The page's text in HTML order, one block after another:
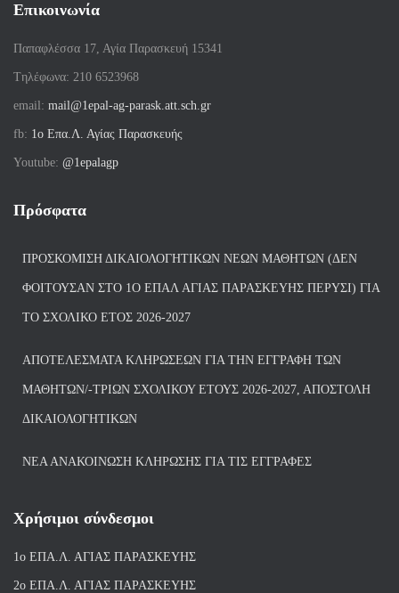
Επικοινωνία
Παπαφλέσσα 17, Αγία Παρασκευή 15341
Tηλέφωνα: 210 6523968
email: mail@1epal-ag-parask.att.sch.gr
fb: 1ο Επα.Λ. Αγίας Παρασκευής
Youtube: @1epalagp
Πρόσφατα
ΠΡΟΣΚΌΜΙΣΗ ΔΙΚΑΙΟΛΟΓΗΤΙΚΏΝ ΝΈΩΝ ΜΑΘΗΤΏΝ (ΔΕΝ
ΦΟΙΤΟΎΣΑΝ ΣΤΟ 1Ο ΕΠΑΛ ΑΓΙΑΣ ΠΑΡΑΣΚΕΥΗΣ ΠΈΡΥΣΙ) ΓΙΑ
ΤΟ ΣΧΟΛΙΚΌ ΈΤΟΣ 2026-2027
ΑΠΟΤΕΛΈΣΜΑΤΑ ΚΛΗΡΏΣΕΩΝ ΓΙΑ ΤΗΝ ΕΓΓΡΑΦΉ ΤΩΝ
ΜΑΘΗΤΏΝ/-ΤΡΙΏΝ ΣΧΟΛΙΚΟΎ ΈΤΟΥΣ 2026-2027, ΑΠΟΣΤΟΛΉ
ΔΙΚΑΙΟΛΟΓΗΤΙΚΏΝ
ΝΕΑ ΑΝΑΚΟΙΝΩΣΗ ΚΛΗΡΩΣΗΣ ΓΙΑ ΤΙΣ ΕΓΓΡΑΦΕΣ
Χρήσιμοι σύνδεσμοι
1ο ΕΠΑ.Λ. ΑΓΙΑΣ ΠΑΡΑΣΚΕΥΗΣ
2ο ΕΠΑ.Λ. ΑΓΙΑΣ ΠΑΡΑΣΚΕΥΗΣ